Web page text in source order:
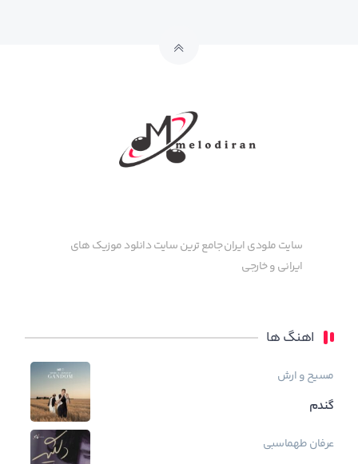
سایت ملودی ایران جامع ترین سایت دانلود موزیک های
ایرانی و خارجی
اهنگ ها
مسیح و ارش
گندم
عرفان طهماسبی